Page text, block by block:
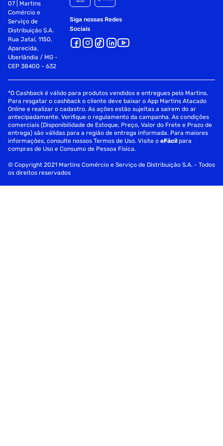
07 | Martins
Comércio e
Serviço de
Distribuição S.A.
Rua Jataí, 1150,
Aparecida,
Uberlândia / MG -
CEP 38400 - 632
Siga nossas Redes
Sociais
*O Cashback é válido para produtos vendidos e entregues pelo Martins.
Para resgatar o cashback o cliente deve baixar o App Martins Atacado
Online e realizar o cadastro. As ações estão sujeitas a saírem do ar
antecipadamente. Verifique o regulamento da campanha. As condições
comerciais (Disponibilidade de Estoque, Preço, Valor do Frete e Prazo de
entrega) são válidas para a região de entrega informada. Para maiores
informações, consulte nossos Termos de Uso. Visite oeFácil para
compras de Uso e Consumo de Pessoa Física.
© Copyright 2021 Martins Comércio e Serviço de Distribuição S.A. - Todos
os direitos reservados